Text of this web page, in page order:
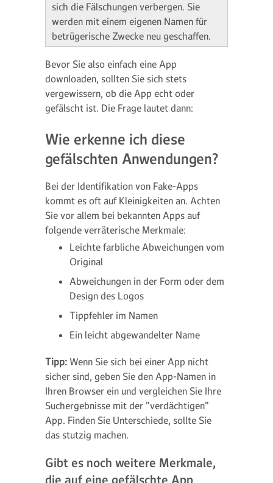
sich die Fälschungen verbergen. Sie
werden mit einem eigenen Namen für
betrügerische Zwecke neu geschaffen.
Bevor Sie also einfach eine App
downloaden, sollten Sie sich stets
vergewissern, ob die App echt oder
gefälscht ist. Die Frage lautet dann:
Wie erkenne ich diese
gefälschten Anwendungen?
Bei der Identifikation von Fake-Apps
kommt es oft auf Kleinigkeiten an. Achten
Sie vor allem bei bekannten Apps auf
folgende verräterische Merkmale:
Leichte farbliche Abweichungen vom
Original
Abweichungen in der Form oder dem
Design des Logos
Tippfehler im Namen
Ein leicht abgewandelter Name
Tipp: Wenn Sie sich bei einer App nicht
sicher sind, geben Sie den App-Namen in
Ihren Browser ein und vergleichen Sie Ihre
Suchergebnisse mit der "verdächtigen"
App. Finden Sie Unterschiede, sollte Sie
das stutzig machen.
Gibt es noch weitere Merkmale,